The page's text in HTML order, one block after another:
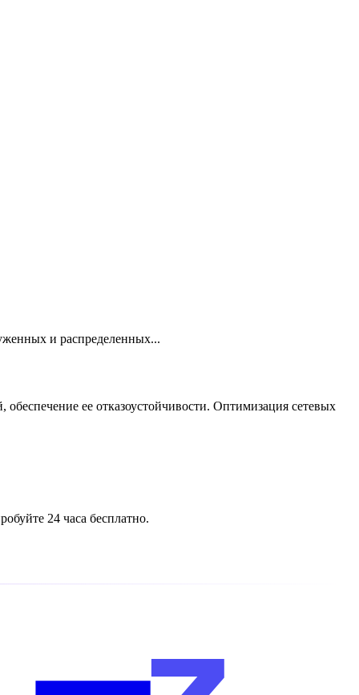
и распределенных...
ее отказоустойчивости. Оптимизация сетевых
24 часа бесплатно.